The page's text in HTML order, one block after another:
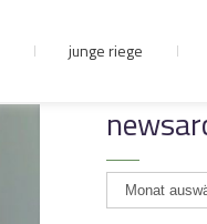
junge riege
newsarchiv